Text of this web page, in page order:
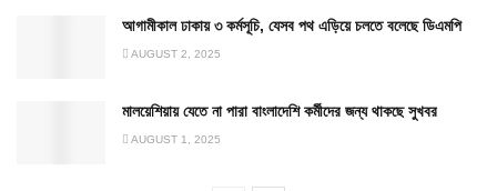
আগামীকাল ঢাকায় ৩ কর্মসূচি, যেসব পথ এড়িয়ে চলতে বলেছে ডিএমপি
AUGUST 2, 2025
মালয়েশিয়ায় যেতে না পারা বাংলাদেশি কর্মীদের জন্য থাকছে সুখবর
AUGUST 1, 2025